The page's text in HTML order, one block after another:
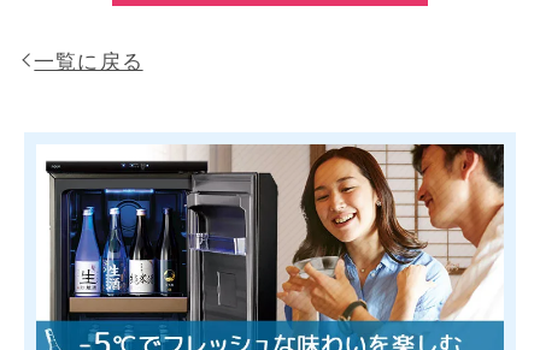
一覧に戻る